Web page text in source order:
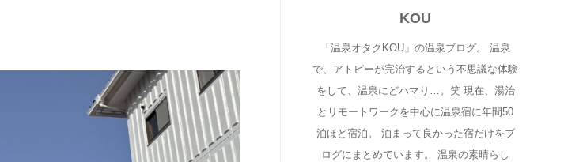
KOU
「温泉オタクKOU」の温泉ブログ。 温泉
で、アトピーが完治するという不思議な体験
をして、温泉にどハマり…。笑 現在、湯治
とリモートワークを中心に温泉宿に年間50
泊ほど宿泊。 泊まって良かった宿だけをブ
ログにまとめています。 温泉の素晴らし